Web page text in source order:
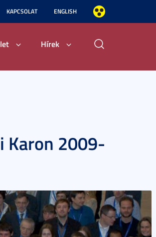
KAPCSOLAT ENGLISH
Hírek
Karon 2009-